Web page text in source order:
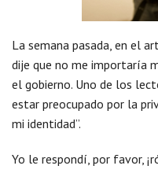
La semana pasada, en el
dije que no me importaría
el gobierno. Uno de los
estar preocupado por la
mi identidad”.
Yo le respondí, por favor,